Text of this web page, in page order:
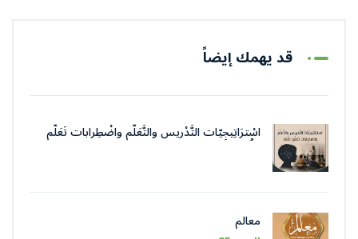
قد يهمك إيضاً
اسْترَاتِيجِيّات التَّدْريس والتَّعَلُّم واضْطِرابات تَعَلُّم
معالم